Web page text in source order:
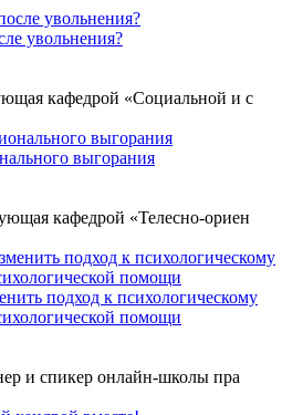
увольнения?
кафедрой «Социальной и с
выгорания
кафедрой «Телесно-ориен
подход к психологическому
помощи
и спикер онлайн-школы пра